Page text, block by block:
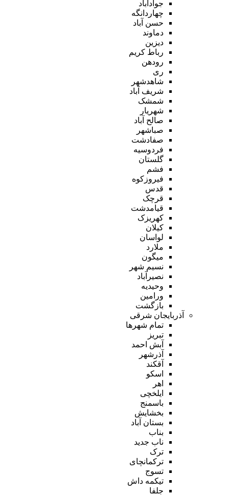
جوادآباد
چهاردانگه
حسن آباد
دماوند
دیزین
رباط کریم
رودهن
ری
شاهدشهر
شریف آباد
شمشک
شهریار
صالح آباد
صباشهر
صفادشت
فردوسیه
گلستان
فشم
فیروزکوه
قدس
قرچک
قیامدشت
کهریزک
کیلان
لواسان
ملارد
میگون
نسیم شهر
نصیرآباد
وحیدیه
ورامین
بازگشت
آذربایجان شرقی
تمام شهر‌ها
تبریز
آبش احمد
آذرشهر
آقکند
اسکو
اهر
ایلخچی
باسمنج
بخشایش
بستان آباد
بناب
ناب جدید
ترک
ترکمانچای
تسوج
تیکمه داش
جلفا